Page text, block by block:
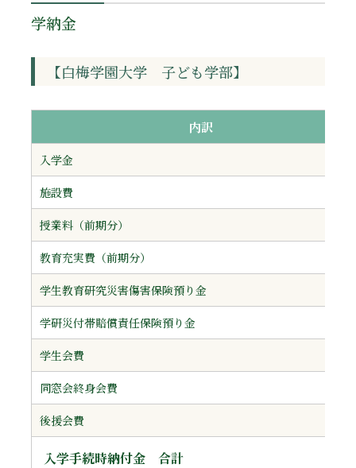
学納金
【白梅学園大学 子ども学部】
内訳
入学金
施設費
授業料（前期分）
教育充実費（前期分）
学生教育研究災害傷害保険預り金
学研災付帯賠償責任保険預り金
学生会費
同窓会終身会費
後援会費
入学手続時納付金 合計